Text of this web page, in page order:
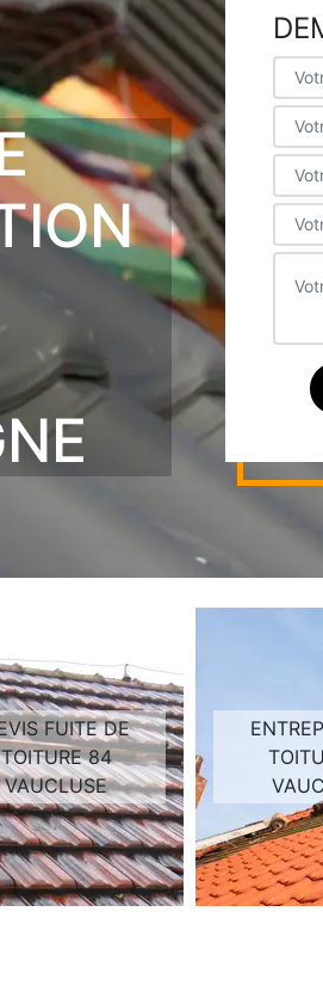
FUITE DE
TOITURE 84
VAUCLUSE